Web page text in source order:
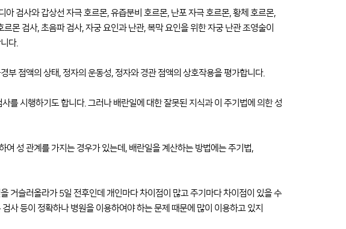
검사와 갑상선 자극 호르몬, 유즙분비 호르몬, 난포 자극 호르몬, 황체 호르몬,
몬 검사, 초음파 검사, 자궁 요인과 난관, 복막 요인을 위한 자궁 난관 조영술이
다.
부 점액의 상태, 정자의 운동성, 정자와 경관 점액의 상호작용을 평가합니다.
를 시행하기도 합니다. 그러나 배란일에 대한 잘못된 지식과 이 주기법에 의한 성
성 관계를 가지는 경우가 있는데, 배란일을 계산하는 방법에는 주기법,
거슬러올라가 5일 전후인데 개인마다 차이점이 많고 주기마다 차이점이 있을 수
사 등이 정확하나 병원을 이용하여야 하는 문제 때문에 많이 이용하고 있지